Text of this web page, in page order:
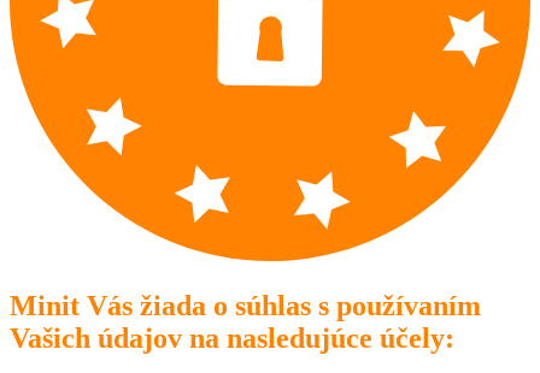
Minit Vás žiada o súhlas s používaním
Vašich údajov na nasledujúce účely: